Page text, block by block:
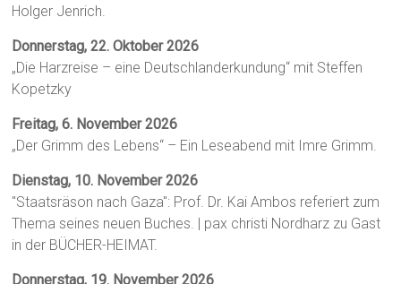
Holger Jenrich.
Donnerstag, 22. Oktober 2026
„Die Harzreise – eine Deutschlanderkundung“ mit Steffen
Kopetzky
Freitag, 6. November 2026
„Der Grimm des Lebens“ – Ein Leseabend mit Imre Grimm.
Dienstag, 10. November 2026
"Staatsräson nach Gaza": Prof. Dr. Kai Ambos referiert zum
Thema seines neuen Buches. | pax christi Nordharz zu Gast
in der BÜCHER-HEIMAT.
Donnerstag, 19. November 2026